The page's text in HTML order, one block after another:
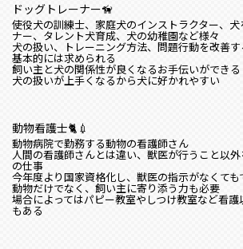
ドッグトレーナー🦮
使役犬の訓練士、家庭犬のインストラクター、
ナー、タレント犬育成、犬の幼稚園など様々
犬の扱い、トレーニング方法、問題行動を改善
基本的には求められる
飼い主と犬の関係性が良くなるお手伝いができる
犬の扱いが上手くなるから犬に好かれやすい
動物看護士🐈💉
動物病院で勤務する動物の看護師さん
人間の看護師さんとは違い、獣医が行うこと以
の仕事
今年度より国家資格化し、獣医の指示がなくて
動物だけでなく、飼い主に寄り添う力も必要
場合によってはパピー教室やしつけ教室など看
もある